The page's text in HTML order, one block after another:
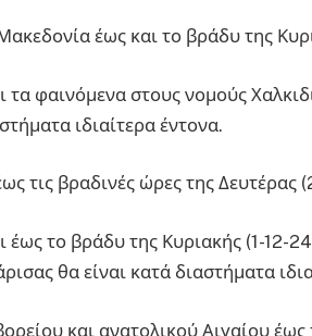
έως και το βράδυ της
τα φαινόμενα στους νομούς
ιδιαίτερα έντονα.
τις βραδινές ώρες της Δευτέρας
έως το βράδυ της Κυριακής (1-12-
θα είναι κατά διαστήματα
και ανατολικού Αιγαίου